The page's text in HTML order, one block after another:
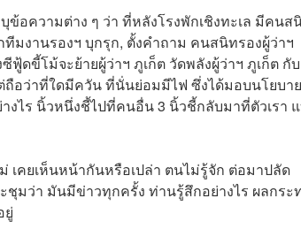
อความต่าง ๆ ว่า ที่หลังโรงพักเชิงทะเล มีคนส
มงานรองฯ บุกรุก, ตั้งคำถาม คนสนิทรองผู้ว่าฯ
ดขี้โม้จะย้ายผู้ว่าฯ ภูเก็ต วัดพลังผู้ว่าฯ ภูเก็ต กับ
อว่าที่ใดมีควัน ที่นั่นย่อมมีไฟ ซึ่งได้มอบนโยบาย
งไร นิ้วหนึ่งชี้ไปที่คนอื่น 3 นิ้วชี้กลับมาที่ตัวเรา
เคยเห็นหน้ากันหรือเปล่า ตนไม่รู้จัก ต่อมาปลัด
มว่า มันมีข่าวทุกครั้ง ท่านรู้สึกอย่างไร ผลกระ
ยู่